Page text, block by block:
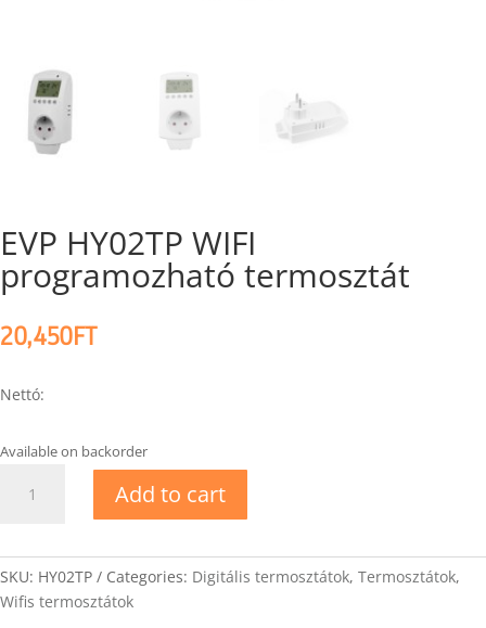
EVP HY02TP WIFI
programozható termosztát
20,450FT
Nettó:
Available on backorder
HY02TP
termosztát
quantity
Add to cart
SKU: HY02TP Categories: Digitális termosztátok, Termosztátok,
Wifis termosztátok